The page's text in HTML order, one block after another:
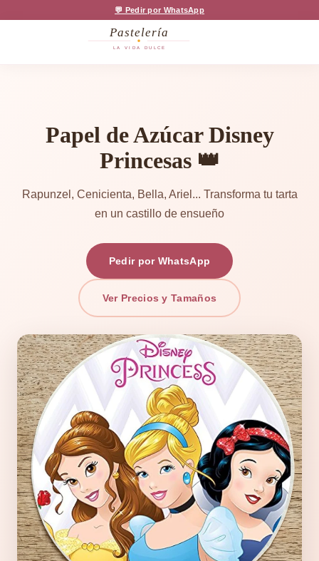
💬 Pedir por WhatsApp
Pastelería
LA VIDA DULCE
Papel de Azúcar Disney
Princesas 👑
Rapunzel, Cenicienta, Bella, Ariel... Transforma tu tarta
en un castillo de ensueño
Pedir por WhatsApp
Ver Precios y Tamaños